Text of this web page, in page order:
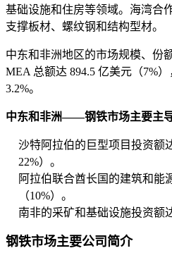
基础设施和住房等领域。海湾合
支撑板材、螺纹钢和结构型材。
中东和非洲地区的市场规模、份
MEA 总额达 894.5 亿美元（7%
3.2%。
中东和非洲——钢铁市场主要主
沙特阿拉伯的巨型项目投资额
22%）。
阿拉伯联合酋长国的建筑和能
（10%）。
南非的采矿和基础设施投资额
钢铁市场主要公司简介